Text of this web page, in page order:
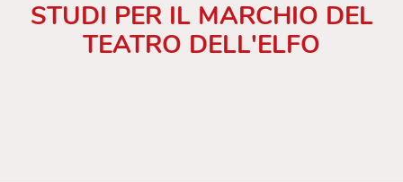
STUDI PER IL MARCHIO DEL
TEATRO DELL'ELFO